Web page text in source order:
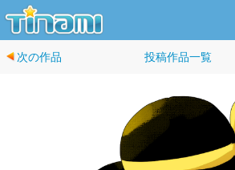
次の作品 投稿作品一覧